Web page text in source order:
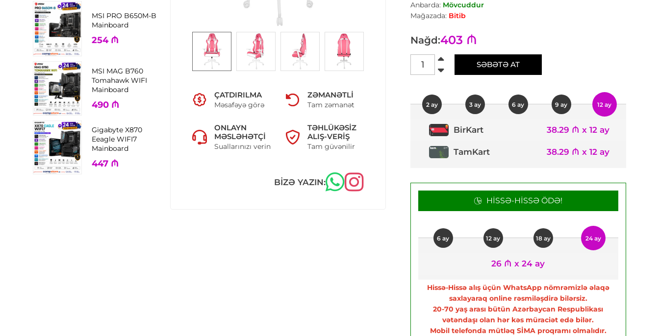
MSI PRO B650M-B
Mainboard
254 ₼
MSI MAG B760
Tomahawk WIFI
Mainboard
490 ₼
Gigabyte X870
Eeagle WIFI7
Mainboard
447 ₼
ÇATDIRILMA
Məsafəyə görə
ZƏMANƏTLI
Tam zəmanət
ONLAYN
MƏSLƏHƏTÇI
Suallarınızı verin
TƏHLÜKƏSIZ
ALIŞ-VERIŞ
Tam güvənilir
BIZƏ YAZIN:
Anbarda: Mövcuddur
Mağazada: Bitib
Nağd:403 ₼
SƏBƏTƏ AT
2 ay 3 ay 6 ay 9 ay 12 ay
BirKart 38.29 ₼ x 12 ay
TamKart 38.29 ₼ x 12 ay
HISSƏ-HISSƏ ÖDƏ!
6 ay 12 ay 18 ay 24 ay
26 ₼ x 24 ay
Hissə-Hissə alış üçün WhatsApp nömrəmizlə əlaqə
saxlayaraq online rəsmiləşdirə bilərsiz.
20-70 yaş arası bütün Azərbaycan Respublikası
vətəndaşı olan hər kəs müraciət edə bilər.
Mobil telefonda mütləq SİMA proqramı olmalıdır.